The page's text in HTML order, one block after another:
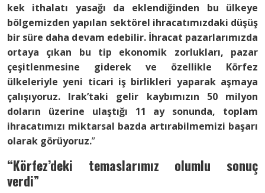
kek ithalatı yasağı da eklendiğinden bu ülkeye
bölgemizden yapılan sektörel ihracatımızdaki düşüş
bir süre daha devam edebilir. İhracat pazarlarımızda
ortaya çıkan bu tip ekonomik zorlukları, pazar
çeşitlenmesine giderek ve özellikle Körfez
ülkeleriyle yeni ticari iş birlikleri yaparak aşmaya
çalışıyoruz. Irak’taki gelir kaybımızın 50 milyon
doların üzerine ulaştığı 11 ay sonunda, toplam
ihracatımızı miktarsal bazda artırabilmemizi başarı
olarak görüyoruz.”
“Körfez’deki temaslarımız olumlu sonuç
verdi”